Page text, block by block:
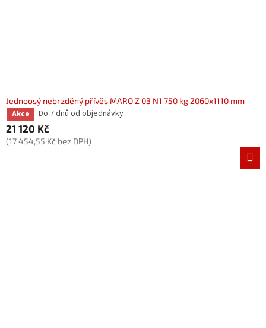
Jednoosý nebrzděný přívěs MARO Z 03 N1 750 kg 2060x1110 mm
Akce
Do 7 dnů od objednávky
21 120 Kč
(17 454,55 Kč bez DPH)